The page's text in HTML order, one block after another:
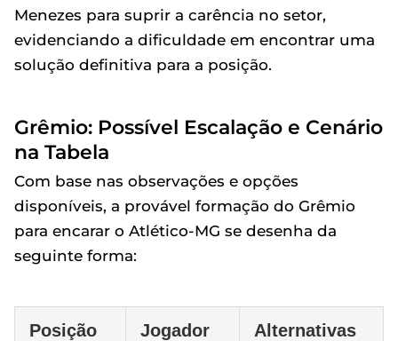
Menezes para suprir a carência no setor,
evidenciando a dificuldade em encontrar uma
solução definitiva para a posição.
Grêmio: Possível Escalação e Cenário
na Tabela
Com base nas observações e opções
disponíveis, a provável formação do Grêmio
para encarar o Atlético-MG se desenha da
seguinte forma:
Posição Jogador Alternativas